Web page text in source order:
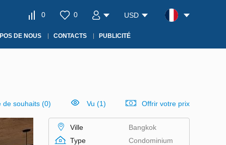
0 0 USD
DE NOUS CONTACTS PUBLICITÉ
de souhaits (0) Vu (1) Offrir votre prix
Ville
Bangkok
Type
Condominium